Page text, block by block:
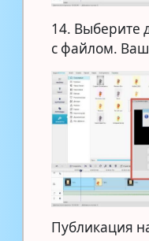
14. Выберите
с файлом.
Публикация